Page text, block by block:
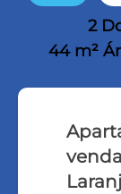
2
44 m²